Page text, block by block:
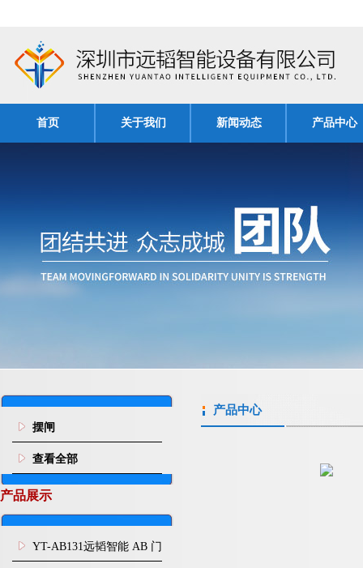
首页 关于我们 新闻动态 产品中心
摆闸
查看全部
产品展示
YT-AB131远韬智能 AB 门
产品中心